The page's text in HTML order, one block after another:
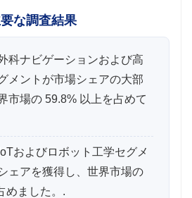
な調査結果
科ナビゲーションおよび高
メントが市場シェアの大部
市場の 59.8% 以上を占めて
およびロボット工学セグメ
ェアを獲得し、世界市場の
めました。.